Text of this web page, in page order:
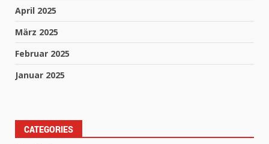
April 2025
März 2025
Februar 2025
Januar 2025
CATEGORIES